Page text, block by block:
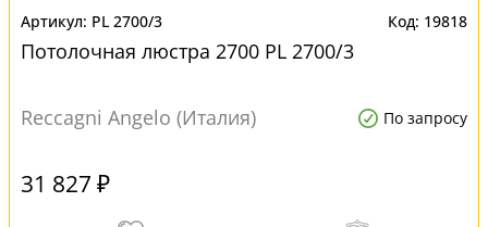
PL 2700/3 19818
Потолочная люстра 2700 PL 2700/3
Reccagni Angelo (Италия) По запросу
31 827 ₽